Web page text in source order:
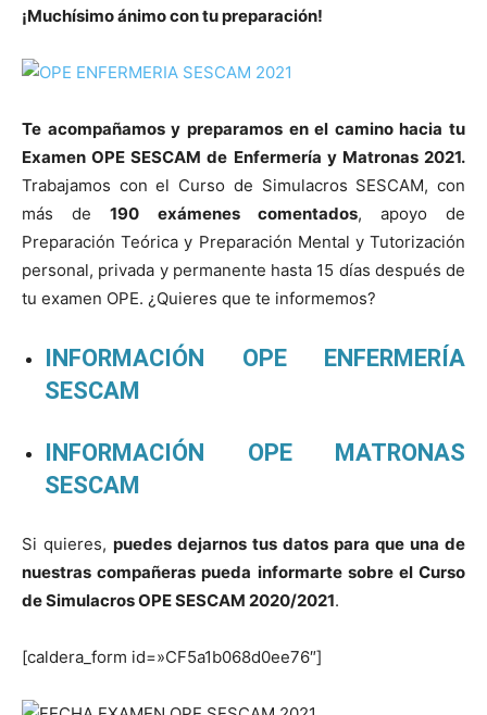
¡Muchísimo ánimo con tu preparación!
Te acompañamos y preparamos en el camino hacia tu
Examen OPE SESCAM de Enfermería y Matronas 2021.
Trabajamos con el Curso de Simulacros SESCAM, con
más de190 exámenes comentados, apoyo de
Preparación Teórica y Preparación Mental y Tutorización
personal, privada y permanente hasta 15 días después de
tu examen OPE. ¿Quieres que te informemos?
INFORMACIÓN OPE ENFERMERÍA
SESCAM
INFORMACIÓN OPE MATRONAS
SESCAM
Si quieres, puedes dejarnos tus datos para que una de
nuestras compañeras pueda informarte sobre el Curso
de Simulacros OPE SESCAM 2020/2021.
[caldera_form id=»CF5a1b068d0ee76″]